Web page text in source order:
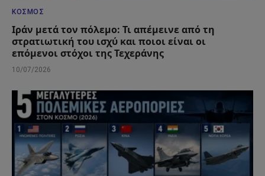
ΚΌΣΜΟΣ
Ιράν μετά τον πόλεμο: Τι απέμεινε από τη
στρατιωτική του ισχύ και ποιοι είναι οι
επόμενοι στόχοι της Τεχεράνης
10/07/2026